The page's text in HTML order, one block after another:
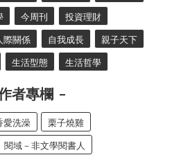
今周刊 投資理財
際關係 自我成長 親子天下
生活型態 生活哲學
者專欄
愛洗澡 栗子燒雞
閱域－非文學閱書人